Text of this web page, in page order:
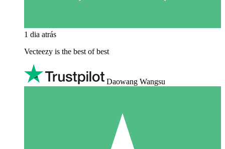
1 dia atrás
Vecteezy is the best of best
Daowang Wangsu